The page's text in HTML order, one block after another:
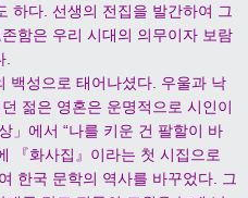
하다. 선생의 전집을 발간하여 그
함은 우리 시대의 의무이자 보람
백성으로 태어나셨다. 우울과 낙
젊은 영혼은 운명적으로 시인이
」에서 “나를 키운 건 팔할이 바
『화사집』이라는 첫 시집으로
한국 문학의 역사를 바꾸었다. 그